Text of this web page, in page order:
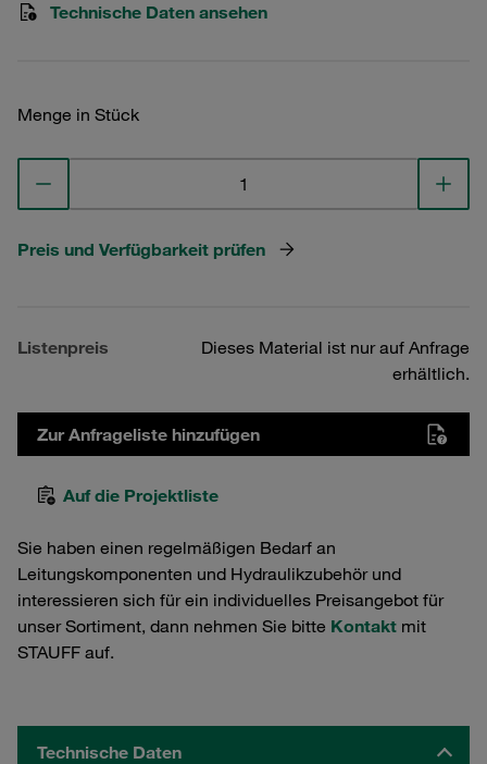
Technische Daten ansehen
Menge in Stück
Preis und Verfügbarkeit prüfen
Listenpreis
Dieses Material ist nur auf Anfrage
erhältlich.
Zur Anfrageliste hinzufügen
Auf die Projektliste
Sie haben einen regelmäßigen Bedarf an
Leitungskomponenten und Hydraulikzubehör und
interessieren sich für ein individuelles Preisangebot für
unser Sortiment, dann nehmen Sie bitte Kontakt mit
STAUFF auf.
Technische Daten